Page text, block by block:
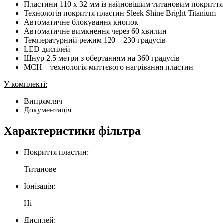
Пластини 110 x 32 мм із найновішим титановим
Технологія покриття пластин Sleek Shine Bright Titanium
Автоматичне блокування кнопок
Автоматичне вимкнення через 60 хвилин
Температурний режим 120 – 230 градусів
LED дисплей
Шнур 2.5 метри з обертанням на 360 градусів
MCH – технологія миттєвого нагрівання пластин
У комплекті:
Випрямляч
Документація
Характеристики фільтра
Покриття пластин:
Титанове
Іонізація:
Ні
Дисплей: